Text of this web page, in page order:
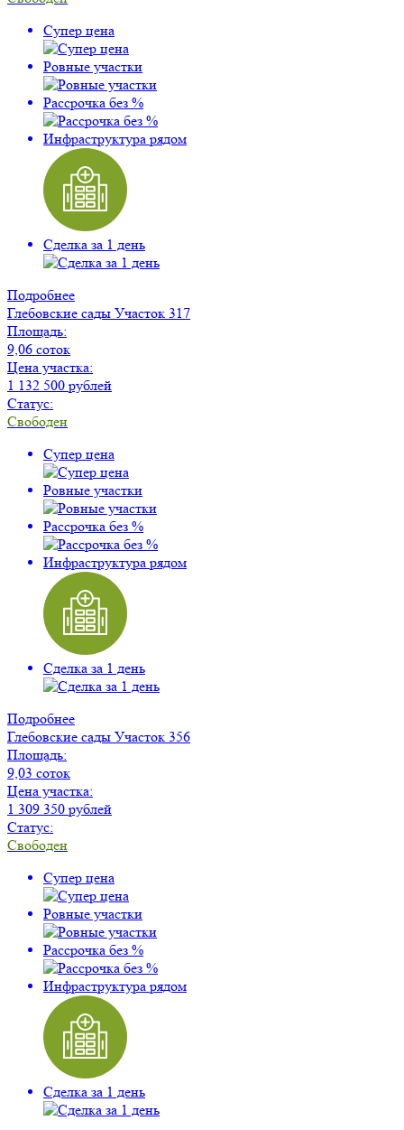
Супер цена
Ровные участки
Рассрочка без %
Инфраструктура рядом
Сделка за 1 день
Подробнее
Глебовские сады Участок 317
Площадь:
9,06 соток
Цена участка:
1 132 500 рублей
Статус:
Свободен
Супер цена
Ровные участки
Рассрочка без %
Инфраструктура рядом
Сделка за 1 день
Подробнее
Глебовские сады Участок 356
Площадь:
9,03 соток
Цена участка:
1 309 350 рублей
Статус:
Свободен
Супер цена
Ровные участки
Рассрочка без %
Инфраструктура рядом
Сделка за 1 день